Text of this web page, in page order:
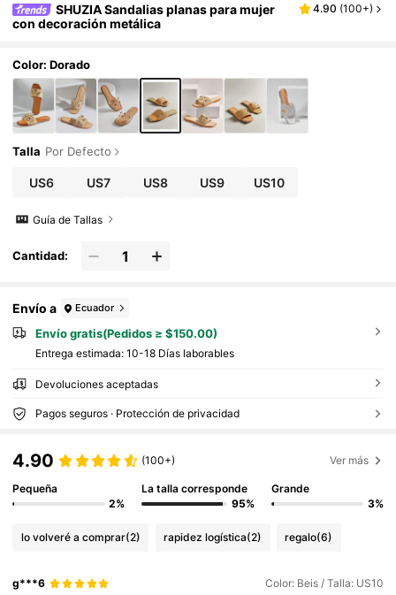
SHUZIA Sandalias planas para mujer
con decoración metálica
4.90 (100+)
Color: Dorado
Talla Por Defecto
US6 US7 US8 US9 US10
Guía de Tallas
Cantidad:
Envío a Ecuador
Envío gratis(Pedidos ≥ $150.00)
Entrega estimada: 10-18 Días laborables
Devoluciones aceptadas
Pagos seguros · Protección de privacidad
4.90 (100+) Ver más
Pequeña
2%
La talla corresponde
95%
Grande
3%
lo volveré a comprar(2) rapidez logística(2) regalo(6)
g***6 Color: Beis / Talla: US10